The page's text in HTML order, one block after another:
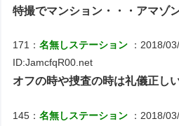
特撮でマンション・・・アマゾ
171：名無しステーション
：2018/
ID:JamcfqR00.net
オフの時や捜査の時は礼儀正し
145：名無しステーション
：2018/